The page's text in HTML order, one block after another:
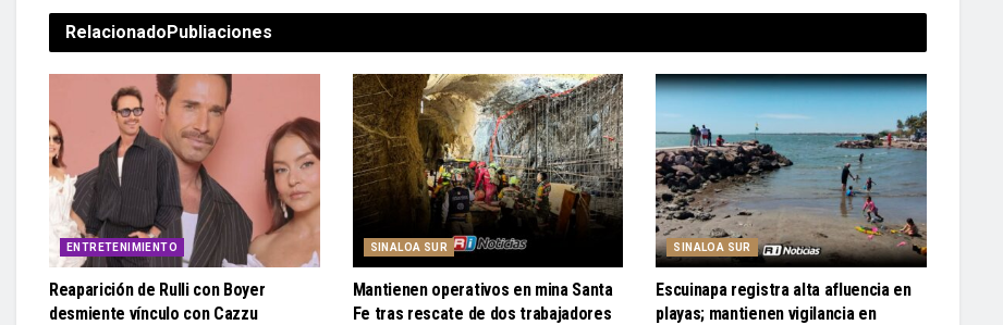
RelacionadoPubliaciones
ENTRETENIMIENTO
Reaparición de Rulli con Boyer
desmiente vínculo con Cazzu
SINALOA SUR
Mantienen operativos en mina Santa
Fe tras rescate de dos trabajadores
SINALOA SUR
Escuinapa registra alta afluencia en
playas; mantienen vigilancia en